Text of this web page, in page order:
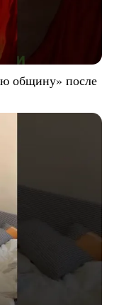
общину» после